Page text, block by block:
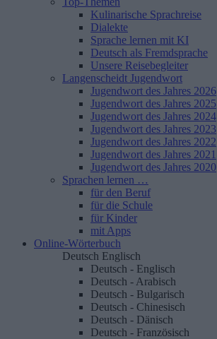
Kulinarische Sprachreise
Dialekte
Sprache lernen mit KI
Deutsch als Fremdsprache
Unsere Reisebegleiter
Langenscheidt Jugendwort
Jugendwort des Jahres 2026
Jugendwort des Jahres 2025
Jugendwort des Jahres 2024
Jugendwort des Jahres 2023
Jugendwort des Jahres 2022
Jugendwort des Jahres 2021
Jugendwort des Jahres 2020
Sprachen lernen …
für den Beruf
für die Schule
für Kinder
mit Apps
Online-Wörterbuch
Deutsch Englisch
Deutsch - Englisch
Deutsch - Arabisch
Deutsch - Bulgarisch
Deutsch - Chinesisch
Deutsch - Dänisch
Deutsch - Französisch